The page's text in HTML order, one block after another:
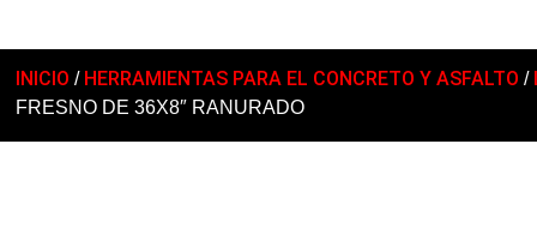
INICIO / HERRAMIENTAS PARA EL CONCRETO Y ASFALTO /
FRESNO DE 36X8″ RANURADO